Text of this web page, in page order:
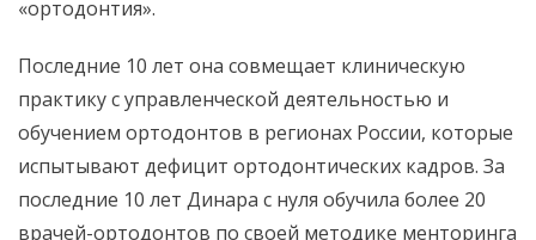
«ортодонтия».
Последние 10 лет она совмещает клиническую
практику с управленческой деятельностью и
обучением ортодонтов в регионах России, которые
испытывают дефицит ортодонтических кадров. За
последние 10 лет Динара с нуля обучила более 20
врачей-ортодонтов по своей методике менторинга